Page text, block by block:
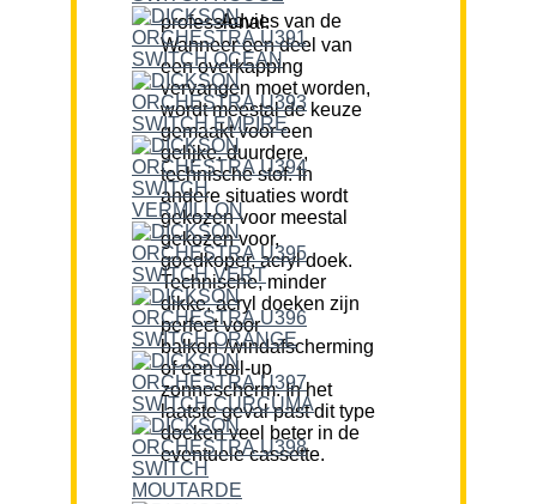
Advies van de professional:
Wanneer een deel van
een overkapping
vervangen moet worden,
wordt meestal de keuze
gemaakt voor een
gelijke, duurdere,
technische stof. In
andere situaties wordt
gekozen voor meestal
gekozen voor,
goedkoper, acryl doek.
Technische, minder
dikke, acryl doeken zijn
perfect voor
balkon-/windafscherming
of een roll-up
zonnescherm. In het
laatste geval past dit type
doeken veel beter in de
eventuele cassette.